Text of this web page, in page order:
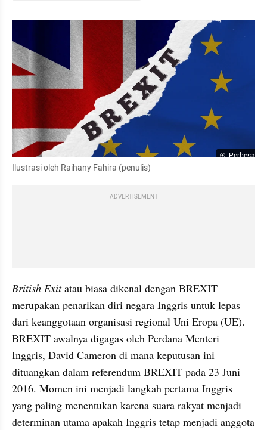
Perbesar
Ilustrasi oleh Raihany Fahira (penulis)
ADVERTISEMENT
British Exit atau biasa dikenal dengan BREXIT
merupakan penarikan diri negara Inggris untuk lepas
dari keanggotaan organisasi regional Uni Eropa (UE).
BREXIT awalnya digagas oleh Perdana Menteri
Inggris, David Cameron di mana keputusan ini
dituangkan dalam referendum BREXIT pada 23 Juni
2016. Momen ini menjadi langkah pertama Inggris
yang paling menentukan karena suara rakyat menjadi
determinan utama apakah Inggris tetap menjadi anggota